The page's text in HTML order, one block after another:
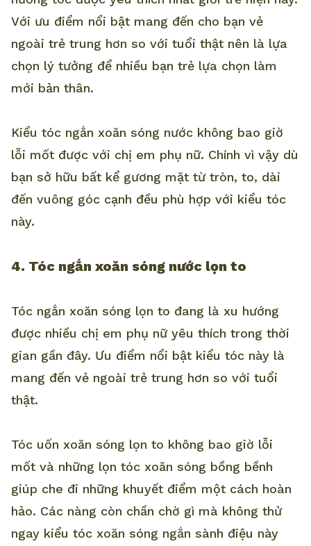
Với ưu điểm nổi bật mang đến cho bạn vẻ
ngoài trẻ trung hơn so với tuổi thật nên là lựa
chọn lý tưởng để nhiều bạn trẻ lựa chọn làm
mới bản thân.
Kiểu tóc ngắn xoăn sóng nước không bao giờ
lỗi mốt được với chị em phụ nữ. Chính vì vậy dù
bạn sở hữu bất kể gương mặt từ tròn, to, dài
đến vuông góc cạnh đều phù hợp với kiểu tóc
này.
4. Tóc ngắn xoăn sóng nước lọn to
Tóc ngắn xoăn sóng lọn to đang là xu hướng
được nhiều chị em phụ nữ yêu thích trong thời
gian gần đây. Ưu điểm nổi bật kiểu tóc này là
mang đến vẻ ngoài trẻ trung hơn so với tuổi
thật.
Tóc uốn xoăn sóng lọn to không bao giờ lỗi
mốt và những lọn tóc xoăn sóng bồng bềnh
giúp che đi những khuyết điểm một cách hoàn
hảo. Các nàng còn chần chờ gì mà không thử
ngay kiểu tóc xoăn sóng ngắn sành điệu này